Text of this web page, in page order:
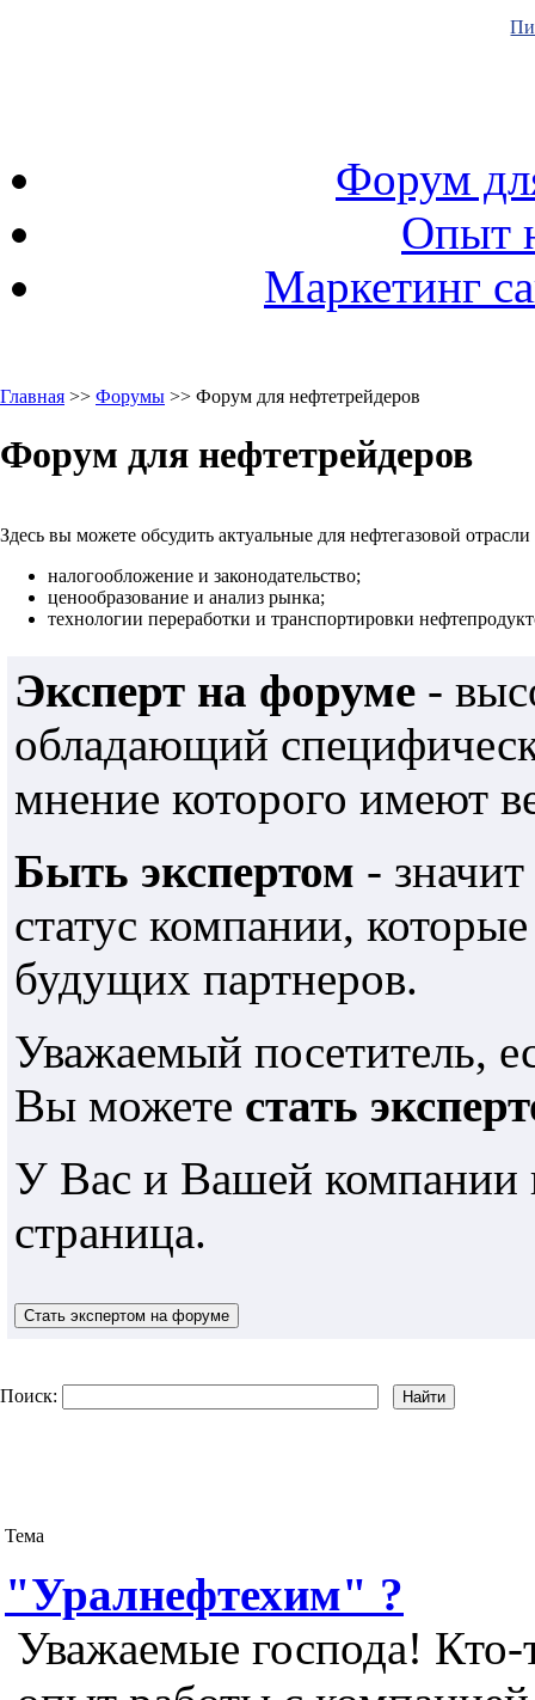
Форум
Опыт
Маркетинг
Главная >> Форумы >> Форум для нефтетрейдеров
Форум для нефтетрейдеров
Здесь вы можете обсудить актуальные для нефтегазовой
налогообложение и законодательство;
ценообразование и анализ рынка;
технологии переработки и транспортировки
Эксперт на форуме -
обладающий
мнение которого имеют
Быть экспертом -
статус компании,
будущих партнеров.
Уважаемый посетитель,
Вы можете стать
У Вас и Вашей компании
страница.
Поиск:
Тема
"Уралнефтехим" ?
Уважаемые господа! Кто-